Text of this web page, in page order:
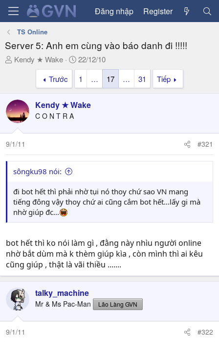
Đăng nhập Register
TS Online
Server 5: Anh em cùng vào báo danh đi !!!!!
T
a
d
s
t
a
t
e
Kendy ★ Wake
N
g
à
y
ử
22/12/10
Trước
1 … 17 … 31 Tiếp
Kendy ★ Wake
C O N T R A
9/1/11 #321
sôngku98 nói:
đi bot hết thì phải nhờ tụi nó thoy chứ sao VN mang
tiếng đông vậy thoy chứ ai cũng cắm bot hết...lấy gi mà
nhờ giúp đc...
bot hết thì ko nói làm gì , đằng này nhìu người online
nhờ bắt dùm mà k thèm giúp kìa , còn mình thì ai kêu
cũng giúp , thật là vãi thiều .......
talky_machine
Mr & Ms Pac-Man Lão Làng GVN
9/1/11 #322